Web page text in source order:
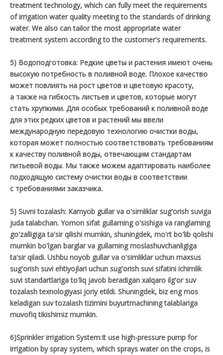
treatment technology, which can fully meet the requirements
of irrigation water quality meeting to the standards of drinking
water. We also can tailor the most appropriate water
treatment system according to the customer's requirements.
5) Водоподготовка: Редкие цветы и растения имеют очень
высокую потребность в поливной воде. Плохое качество
может повлиять на рост цветов и цветовую красоту,
а также на гибкость листьев и цветов, которые могут
стать хрупкими. Для особых требований к поливной воде
для этих редких цветов и растений мы ввели
международную передовую технологию очистки воды,
которая может полностью соответствовать требованиям
к качеству поливной воды, отвечающим стандартам
питьевой воды. Мы также можем адаптировать наиболее
подходящую систему очистки воды в соответствии
с требованиями заказчика.
5) Suvni tozalash: Kamyob gullar va o'simliklar sug'orish suviga
juda talabchan. Yomon sifat gullarning o'sishiga va ranglarning
go'zalligiga ta'sir qilishi mumkin, shuningdek, mo'rt bo'lib qolishi
mumkin bo'lgan barglar va gullarning moslashuvchanligiga
ta'sir qiladi. Ushbu noyob gullar va o'simliklar uchun maxsus
sug'orish suvi ehtiyojlari uchun sug'orish suvi sifatini ichimlik
suvi standartlariga to'liq javob beradigan xalqaro ilg'or suv
tozalash texnologiyasi joriy etildi. Shuningdek, biz eng mos
keladigan suv tozalash tizimini buyurtmachining talablariga
muvofiq tikishimiz mumkin.
6)Sprinkler irrigation System:It use high-pressure pump for
irrigation by spray system, which sprays water on the crops, is